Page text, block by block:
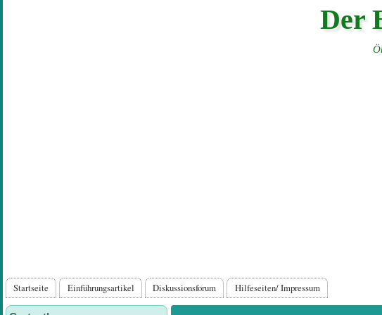
Der
Hauptnavigation
Startseite Einführungsartikel Diskussionsforum Hilfeseiten/ Impressum